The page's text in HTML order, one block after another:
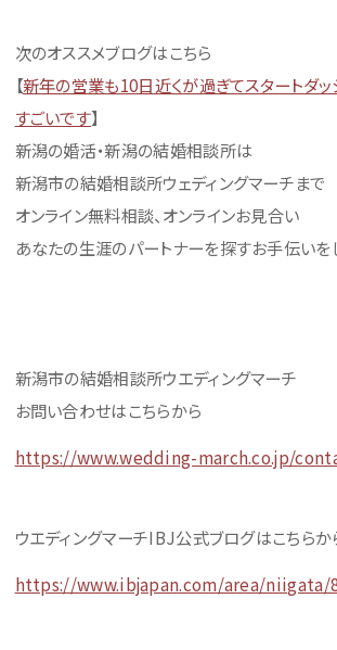
次のオススメブログはこちら
【新年の営業も10日近くが過ぎてスタートダ
すごいです】
新潟の婚活・新潟の結婚相談所は
新潟市の結婚相談所ウェディングマーチまで
オンライン無料相談、オンラインお見合い
あなたの生涯のパートナーを探すお手伝いを
新潟市の結婚相談所ウエディングマーチ
お問い合わせはこちらから
https://www.wedding-march.co.jp/
ウエディングマーチIBJ公式ブログはこちらか
https://www.ibjapan.com/area/niigata/